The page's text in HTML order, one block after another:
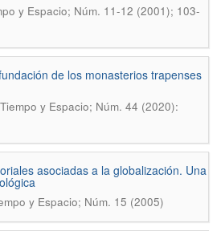
y Espacio; Núm. 11-12 (2001); 103-
de los monasterios trapenses
Tiempo y Espacio; Núm. 44 (2020):
asociadas a la globalización. Una
y Espacio; Núm. 15 (2005)